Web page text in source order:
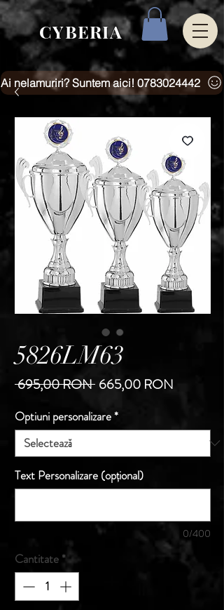
CYBERIA
Ai nelamuriri? Suntem aici! 0783024442
5826LM63
695,00 RON Preț
665,00 RON
Optiuni personalizare*
Text Personalizare (opțional)
0/400
Cantitate *